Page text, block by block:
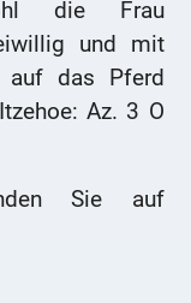
die Frau
und mit
auf das Pferd
Az. 3 O
Sie auf